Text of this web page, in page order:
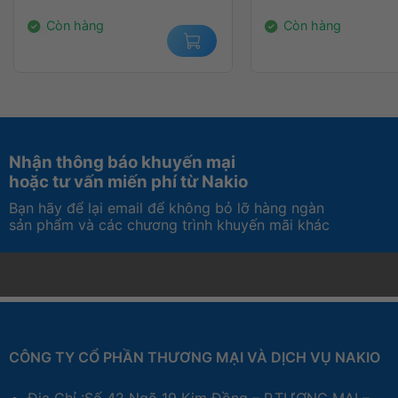
Còn hàng Còn hàng
Nhận thông báo khuyến mại
hoặc tư vấn miến phí từ Nakio
Bạn hãy để lại email để không bỏ lỡ hàng ngàn
sản phẩm và các chương trình khuyến mãi khác
CÔNG TY CỔ PHẦN THƯƠNG MẠI VÀ DỊCH VỤ NAKIO